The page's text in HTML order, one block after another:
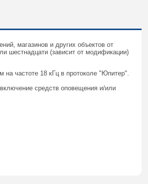
магазинов и других объектов от
шестнадцати (зависит от модификации)
частоте 18 кГц в протоколе "Юпитер".
средств оповещения и/или